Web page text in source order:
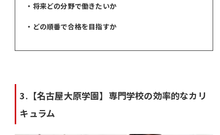
・将来どの分野で働きたいか
・どの順番で合格を目指すか
3.【名古屋大原学園】専門学校の効率的なカリ
キュラム